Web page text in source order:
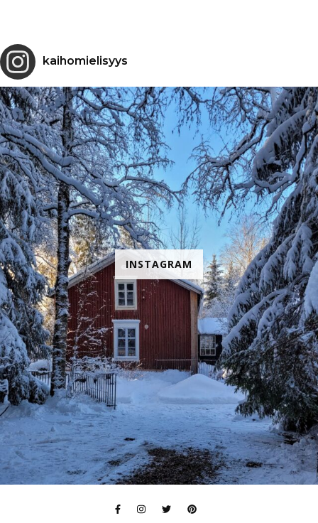
INSTAGRAM
kaihomielisyys